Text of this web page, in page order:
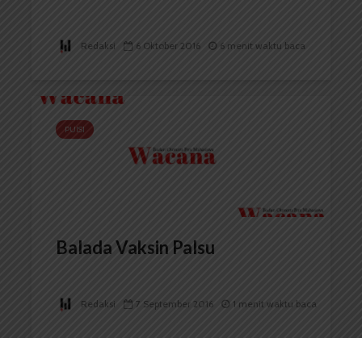
Redaksi 6 Oktober 2016 6 menit waktu baca
PUISI
Balada Vaksin Palsu
Redaksi 7 September 2016 1 menit waktu baca